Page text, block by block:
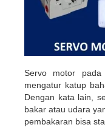
Servo motor pada
mengatur katup
Dengan kata lain,
bakar atau udara
pembakaran bisa